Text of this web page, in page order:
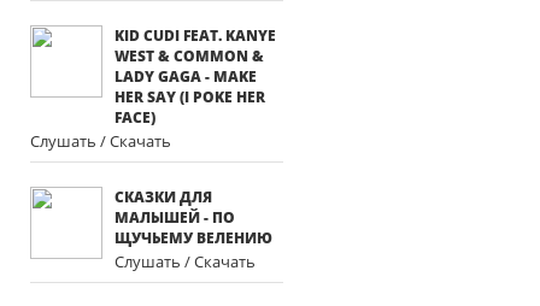
KID CUDI FEAT. KANYE
WEST & COMMON &
LADY GAGA - MAKE
HER SAY (I POKE HER
FACE)
Слушать / Скачать
СКАЗКИ ДЛЯ
МАЛЫШЕЙ - ПО
ЩУЧЬЕМУ ВЕЛЕНИЮ
Слушать / Скачать